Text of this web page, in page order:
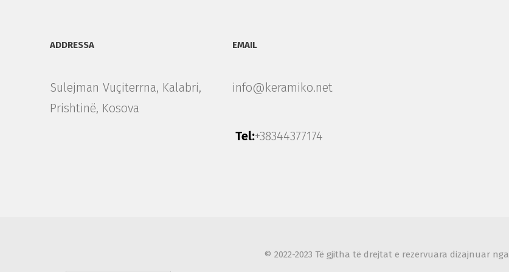
ADDRESSA
Sulejman Vuçiterrna, Kalabri,
Prishtinë, Kosova
EMAIL
info@keramiko.net
Tel:+38344377174
© 2022-2023 Të gjitha të drejtat e rezervuara dizajnuar nga